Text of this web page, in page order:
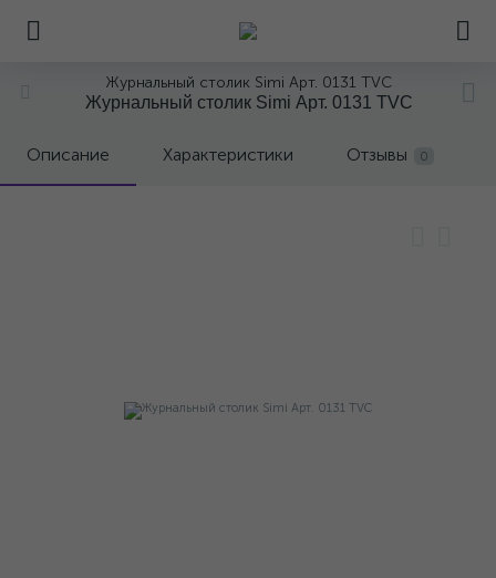
Журнальный столик Simi Арт. 0131 TVC
Журнальный столик Simi Арт. 0131 TVC
Описание Характеристики Отзывы 0